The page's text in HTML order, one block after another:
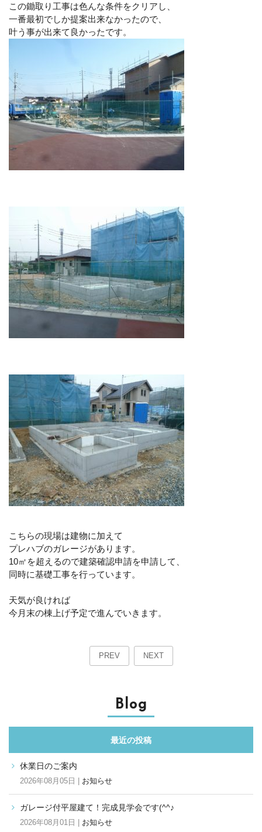
この鋤取り工事は色んな条件をクリアし、
一番最初でしか提案出来なかったので、
叶う事が出来て良かったです。
こちらの現場は建物に加えて
プレハブのガレージがあります。
10㎡を超えるので建築確認申請を申請して、
同時に基礎工事を行っています。
天気が良ければ
今月末の棟上げ予定で進んでいきます。
PREV NEXT
Blog
最近の投稿
休業日のご案内
2026年08月05日 | お知らせ
ガレージ付平屋建て！完成見学会です(^^♪
2026年08月01日 | お知らせ